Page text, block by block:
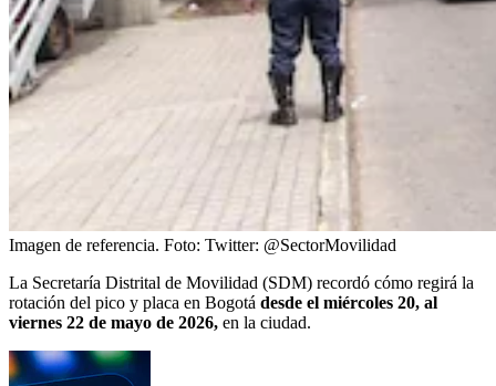
Imagen de referencia. Foto: Twitter: @SectorMovilidad
La Secretaría Distrital de Movilidad (SDM) recordó cómo regirá la
rotación del pico y placa en Bogotá desde el miércoles 20, al
viernes 22 de mayo de 2026, en la ciudad.